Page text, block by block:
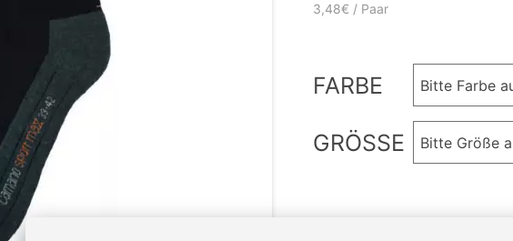
3,48€ / Paar
FARBE Bitte Farbe
GRÖSSE Bitte Größe